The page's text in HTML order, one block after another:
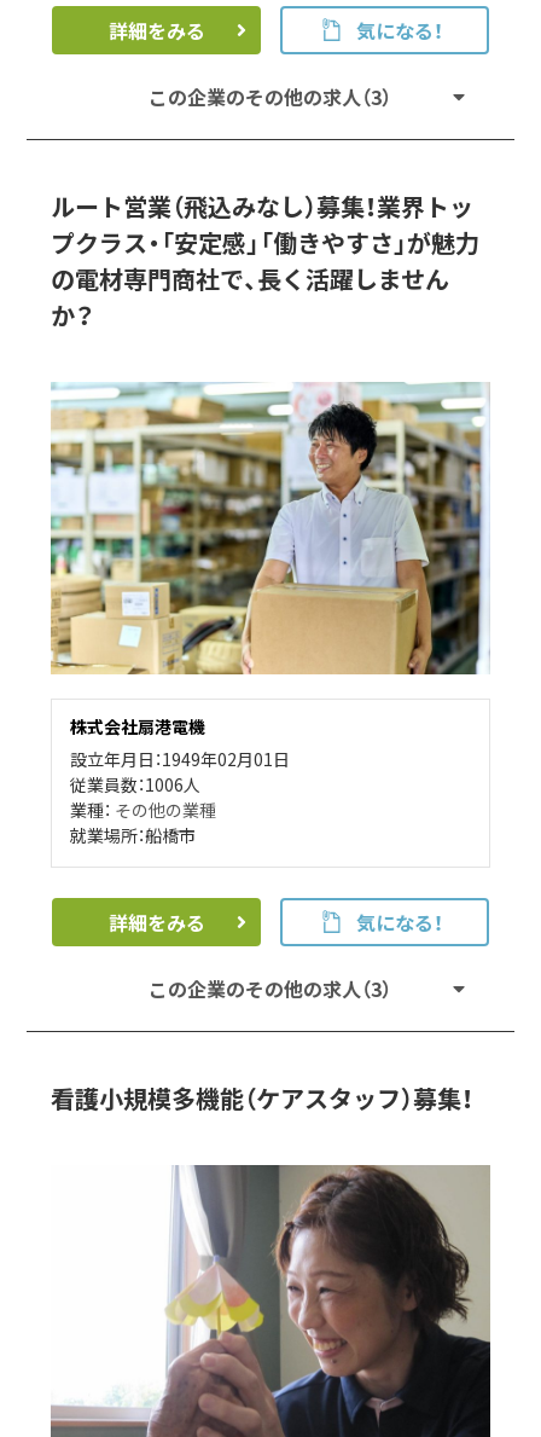
詳細をみる 気になる！
この企業のその他の求人（3）
ルート営業（飛込みなし）募集！業界トッ
プクラス・「安定感」「働きやすさ」が魅力
の電材専門商社で、長く活躍しません
か？
株式会社扇港電機
設立年月日：1949年02月01日
従業員数：1006人
業種： その他の業種
就業場所：船橋市
詳細をみる 気になる！
この企業のその他の求人（3）
看護小規模多機能（ケアスタッフ）募集！